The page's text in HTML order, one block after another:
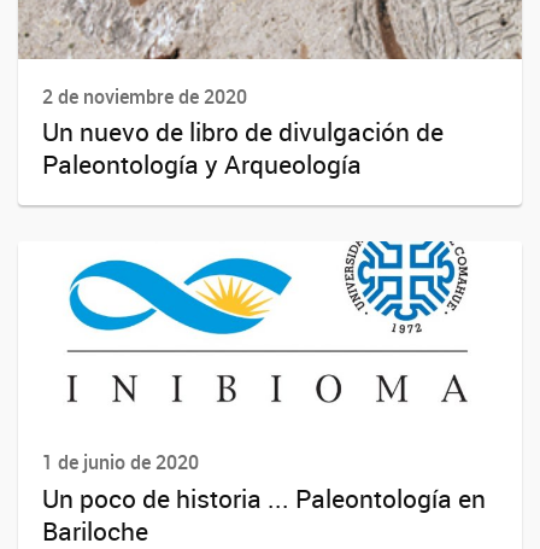
2 de noviembre de 2020
Un nuevo de libro de divulgación de
Paleontología y Arqueología
1 de junio de 2020
Un poco de historia ... Paleontología en
Bariloche